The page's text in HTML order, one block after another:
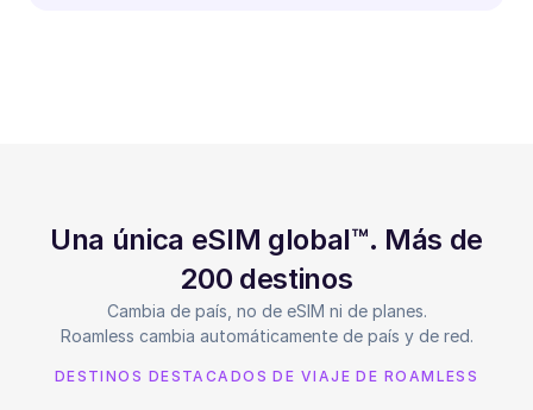
Una única eSIM global™. Más de
200 destinos
Cambia de país, no de eSIM ni de planes.
Roamless cambia automáticamente de país y de red.
DESTINOS DESTACADOS DE VIAJE DE ROAMLESS